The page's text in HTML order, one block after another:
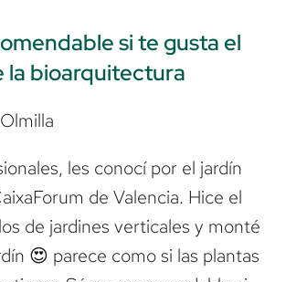
si te gusta el
la bioarquitectura
les conocí por el jardín
de Valencia. Hice el
de jardines verticales y monté
😍 parece como si las plantas